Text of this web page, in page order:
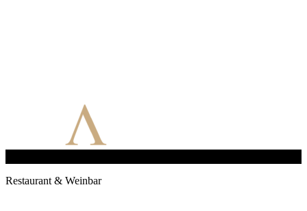
Restaurant & Weinbar